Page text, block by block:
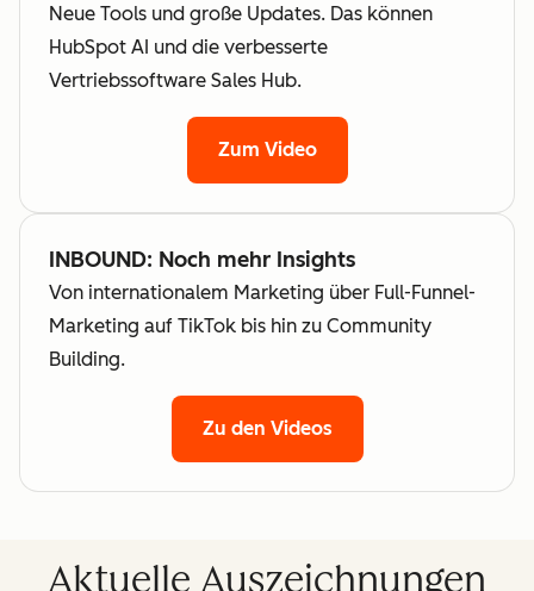
Neue Tools und große Updates. Das können
HubSpot AI und die verbesserte
Vertriebssoftware Sales Hub.
Zum Video
INBOUND: Noch mehr Insights
Von internationalem Marketing über Full-Funnel-
Marketing auf TikTok bis hin zu Community
Building.
Zu den Videos
Aktuelle Auszeichnungen